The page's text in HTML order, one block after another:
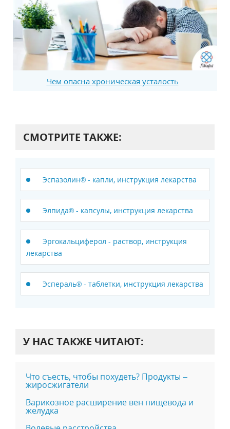
Чем опасна хроническая усталость
СМОТРИТЕ ТАКЖЕ:
Эспазолин® - капли, инструкция лекарства
Элпида® - капсулы, инструкция лекарства
Эргокальциферол - раствор, инструкция
лекарства
Эспераль® - таблетки, инструкция лекарства
У НАС ТАКЖЕ ЧИТАЮТ:
Что съесть, чтобы похудеть? Продукты –
жиросжигатели
Варикозное расширение вен пищевода и
желудка